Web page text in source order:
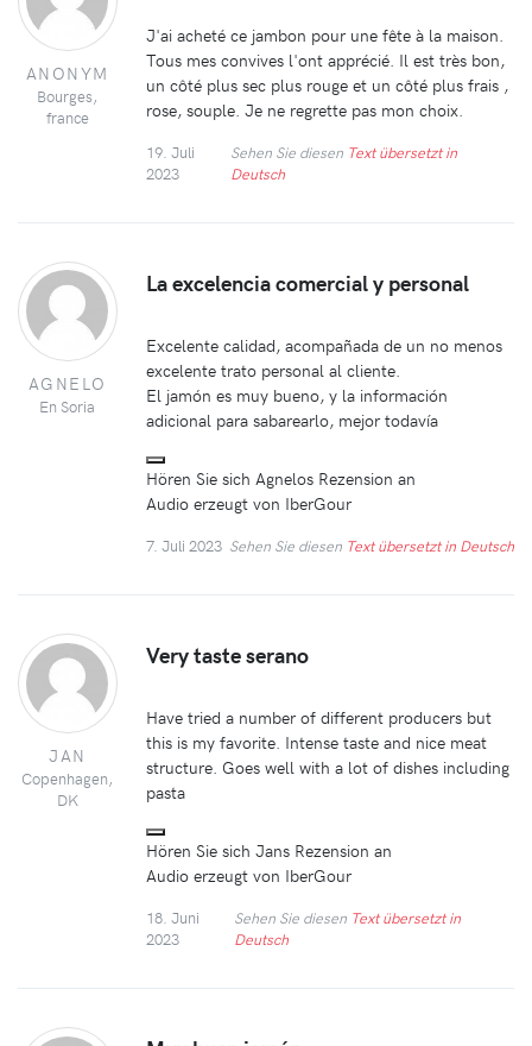
ANONYM
Bourges,
france
J'ai acheté ce jambon pour une fête à la maison.
Tous mes convives l'ont apprécié. Il est très bon,
un côté plus sec plus rouge et un côté plus frais ,
rose, souple. Je ne regrette pas mon choix.
19. Juli
2023
Sehen Sie diesen Text übersetzt in
Deutsch
AGNELO
En Soria
La excelencia comercial y personal
Excelente calidad, acompañada de un no menos
excelente trato personal al cliente.
El jamón es muy bueno, y la información
adicional para sabarearlo, mejor todavía
Hören Sie sich Agnelos Rezension an
Audio erzeugt von IberGour
7. Juli 2023 Sehen Sie diesen Text übersetzt in Deutsch
JAN
Copenhagen,
DK
Very taste serano
Have tried a number of different producers but
this is my favorite. Intense taste and nice meat
structure. Goes well with a lot of dishes including
pasta
Hören Sie sich Jans Rezension an
Audio erzeugt von IberGour
18. Juni
2023
Sehen Sie diesen Text übersetzt in
Deutsch